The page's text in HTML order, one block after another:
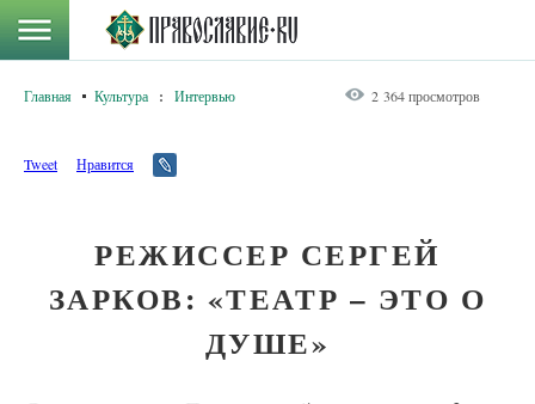
Главная Культура : Интервью 2 364 просмотров
Tweet Нравится
РЕЖИССЕР СЕРГЕЙ
ЗАРКОВ: «ТЕАТР – ЭТО О
ДУШЕ»